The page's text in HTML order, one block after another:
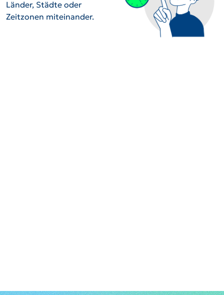
Länder, Städte oder
Zeitzonen miteinander.